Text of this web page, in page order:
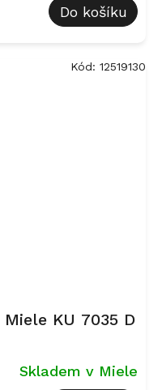
Do košíku
KU 7035 D
Skladem v Miele
Kód: 12519130